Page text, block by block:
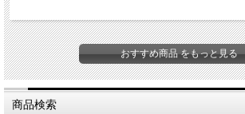
おすすめ商品 をもっと見る
商品検索